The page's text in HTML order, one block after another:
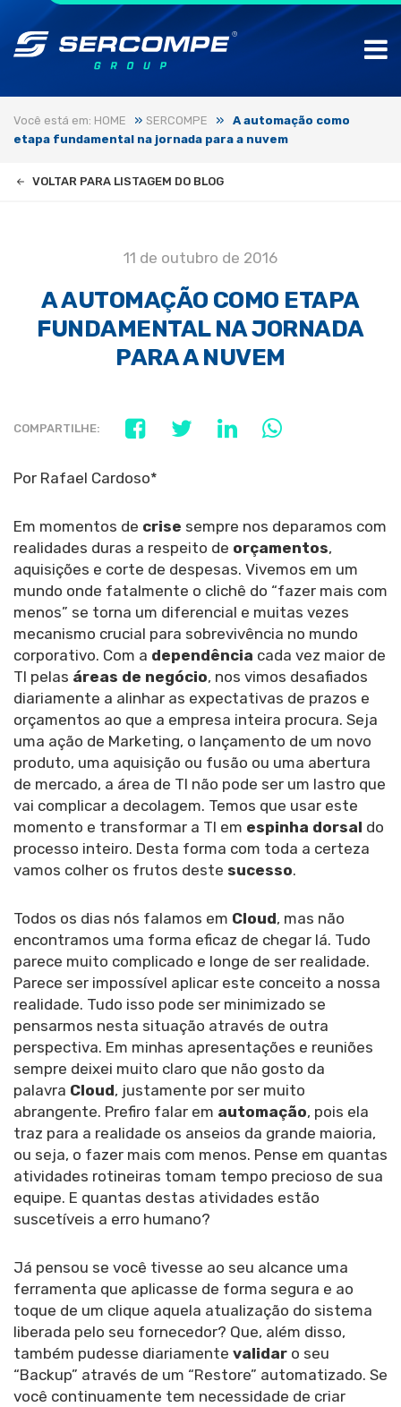
Você está em: HOME » SERCOMPE »
A automação como
etapa fundamental na jornada para a nuvem
VOLTAR PARA LISTAGEM DO BLOG
11 de outubro de 2016
A AUTOMAÇÃO COMO ETAPA
FUNDAMENTAL NA JORNADA
PARA A NUVEM
COMPARTILHE:
Por Rafael Cardoso*
Em momentos de crise sempre nos deparamos com
realidades duras a respeito de orçamentos,
aquisições e corte de despesas. Vivemos em um
mundo onde fatalmente o clichê do “fazer mais com
menos” se torna um diferencial e muitas vezes
mecanismo crucial para sobrevivência no mundo
corporativo. Com a dependência cada vez maior de
TI pelas áreas de negócio, nos vimos desafiados
diariamente a alinhar as expectativas de prazos e
orçamentos ao que a empresa inteira procura. Seja
uma ação de Marketing, o lançamento de um novo
produto, uma aquisição ou fusão ou uma abertura
de mercado, a área de TI não pode ser um lastro que
vai complicar a decolagem. Temos que usar este
momento e transformar a TI em espinha dorsal do
processo inteiro. Desta forma com toda a certeza
vamos colher os frutos deste sucesso.
Todos os dias nós falamos em Cloud, mas não
encontramos uma forma eficaz de chegar lá. Tudo
parece muito complicado e longe de ser realidade.
Parece ser impossível aplicar este conceito a nossa
realidade. Tudo isso pode ser minimizado se
pensarmos nesta situação através de outra
perspectiva. Em minhas apresentações e reuniões
sempre deixei muito claro que não gosto da
palavra Cloud, justamente por ser muito
abrangente. Prefiro falar em automação, pois ela
traz para a realidade os anseios da grande maioria,
ou seja, o fazer mais com menos. Pense em quantas
atividades rotineiras tomam tempo precioso de sua
equipe. E quantas destas atividades estão
suscetíveis a erro humano?
Já pensou se você tivesse ao seu alcance uma
ferramenta que aplicasse de forma segura e ao
toque de um clique aquela atualização do sistema
liberada pelo seu fornecedor? Que, além disso,
também pudesse diariamente validar o seu
“Backup” através de um “Restore” automatizado. Se
você continuamente tem necessidade de criar